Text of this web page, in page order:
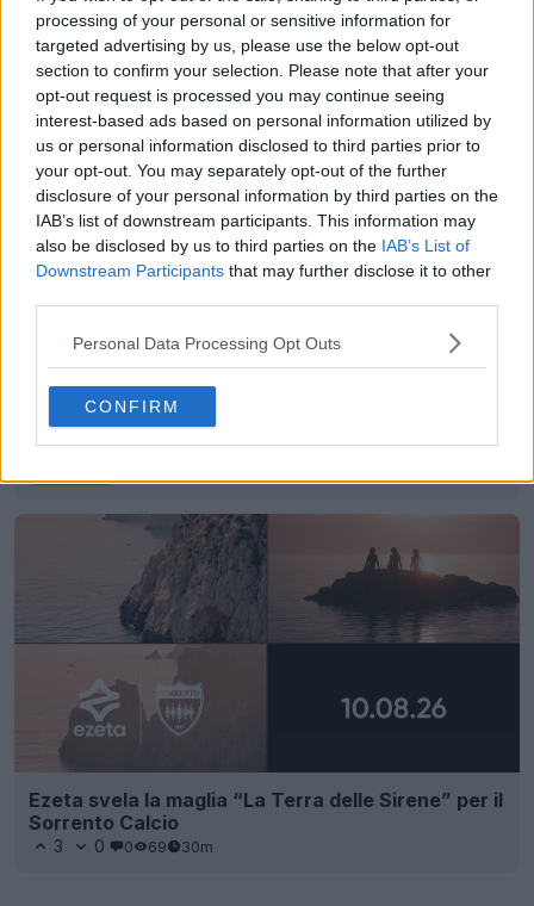
processing of your personal or sensitive information for
targeted advertising by us, please use the below opt-out
section to confirm your selection. Please note that after your
opt-out request is processed you may continue seeing
interest-based ads based on personal information utilized by
us or personal information disclosed to third parties prior to
your opt-out. You may separately opt-out of the further
disclosure of your personal information by third parties on the
IAB’s list of downstream participants. This information may
also be disclosed by us to third parties on the IAB’s List of
Downstream Participants that may further disclose it to other
Personal Data Processing Opt Outs
CONFIRM
adidas AS Roma Maglie
Serie A
Condividi
L'eredità delle sneaker - Archivio scarpe da
calcio
Ezeta svela la maglia “La Terra delle Sirene” per il
Sorrento Calcio
3 0 0 69 30m